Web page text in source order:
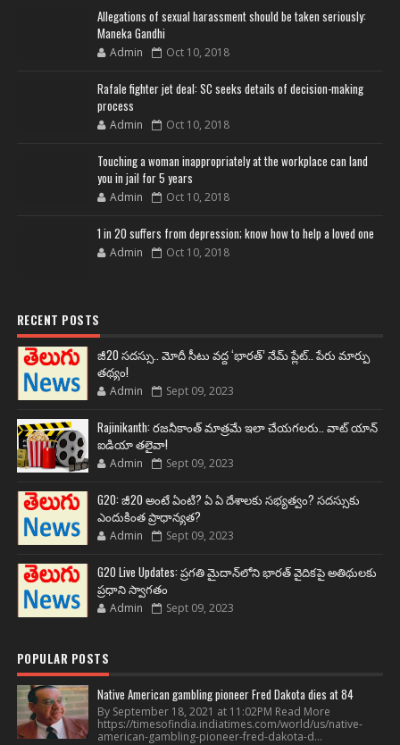
Allegations of sexual harassment should be taken seriously:
Maneka Gandhi
Admin Oct 10, 2018
Rafale fighter jet deal: SC seeks details of decision-making
process
Admin Oct 10, 2018
Touching a woman inappropriately at the workplace can land
you in jail for 5 years
Admin Oct 10, 2018
1 in 20 suffers from depression; know how to help a loved one
Admin Oct 10, 2018
RECENT POSTS
జీ20 సదస్సు.. మోదీ సీటు వద్ద ‘భారత్’ నేమ్ ప్లేట్‌.. పేరు మార్పు
తథ్యం!
Admin Sept 09, 2023
Rajinikanth: రజనీకాంత్ మాత్రమే ఇలా చేయగలరు.. వాట్ యాన్
ఐడియా తలైవా!
Admin Sept 09, 2023
G20: జీ20 అంటే ఏంటి? ఏ ఏ దేశాలకు సభ్యత్వం? సదస్సుకు
ఎందుకింత ప్రాధాన్యత?
Admin Sept 09, 2023
G20 Live Updates: ప్రగతి మైదాన్‌లోని భారత్ వైదికపై అతిథులకు
ప్రధాని స్వాగతం
Admin Sept 09, 2023
POPULAR POSTS
Native American gambling pioneer Fred Dakota dies at 84
By September 18, 2021 at 11:02PM Read More
https://timesofindia.indiatimes.com/world/us/native-
american-gambling-pioneer-fred-dakota-d...